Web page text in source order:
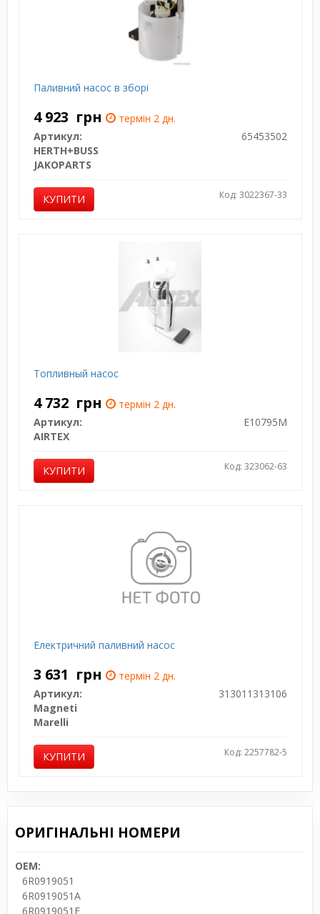
Паливний насос в зборі
4 923 грн
термін 2 дн.
Артикул:
65453502
HERTH+BUSS
JAKOPARTS
КУПИТИ Код: 3022367-33
Топливный насос
4 732 грн
термін 2 дн.
Артикул:
E10795M
AIRTEX
КУПИТИ Код: 323062-63
Електричний паливний насос
3 631 грн
термін 2 дн.
Артикул:
313011313106
Magneti
Marelli
КУПИТИ Код: 2257782-5
ОРИГІНАЛЬНІ НОМЕРИ
OEM:
6R0919051
6R0919051A
6R0919051F